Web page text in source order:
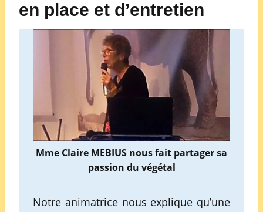
en place et d’entretien
Mme Claire MEBIUS nous fait partager sa
passion du végétal
Notre animatrice nous explique qu’une